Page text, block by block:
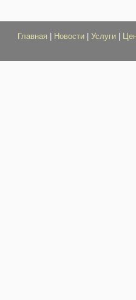
Главная Новости |Услуги